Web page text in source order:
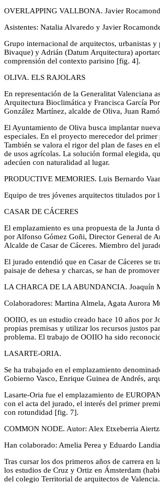
OVERLAPPING VALLBONA. Javier
Asistentes: Natalia Alvaredo y Javier
Grupo internacional de arquitectos, urbanistas
Bivaque) y Adrián (Datum Arquitectura)
comprensión del contexto parisino [fig. 4].
OLIVA. ELS RAJOLARS
En representación de la Generalitat Valenciana
Arquitectura Bioclimática y Francisca García
González Martínez, alcalde de Oliva, Juan
El Ayuntamiento de Oliva busca implantar
especiales. En el proyecto merecedor del
También se valora el rigor del plan de fases en
de usos agrícolas. La solución formal elegida,
adecúen con naturalidad al lugar.
PRODUCTIVE MEMORIES. Luis Bernardo
Equipo de tres jóvenes arquitectos titulados
CASAR DE CÁCERES
El emplazamiento es una propuesta de la Junta
por Alfonso Gómez Goñi, Director General de
Alcalde de Casar de Cáceres. Miembro del
El jurado entendió que en Casar de Cáceres se
paisaje de dehesa y charcas, se han de
LA CHARCA DE LA ABUNDANCIA. Joaquín
Colaboradores: Martina Almela, Agata Aurora
OOIIO, es un estudio creado hace 10 años por
propias premisas y utilizar los recursos justos
problema. El trabajo de OOIIO ha sido
LASARTE-ORIA.
Se ha trabajado en el emplazamiento
Gobierno Vasco, Enrique Guinea de Andrés,
Lasarte-Oria fue el emplazamiento de
con el acta del jurado, el interés del primer
con rotundidad [fig. 7].
COMMON NODE. Autor: Alex Etxeberria
Han colaborado: Amelia Perea y Eduardo
Tras cursar los dos primeros años de carrera
los estudios de Cruz y Ortiz en Ámsterdam
del colegio Territorial de arquitectos de